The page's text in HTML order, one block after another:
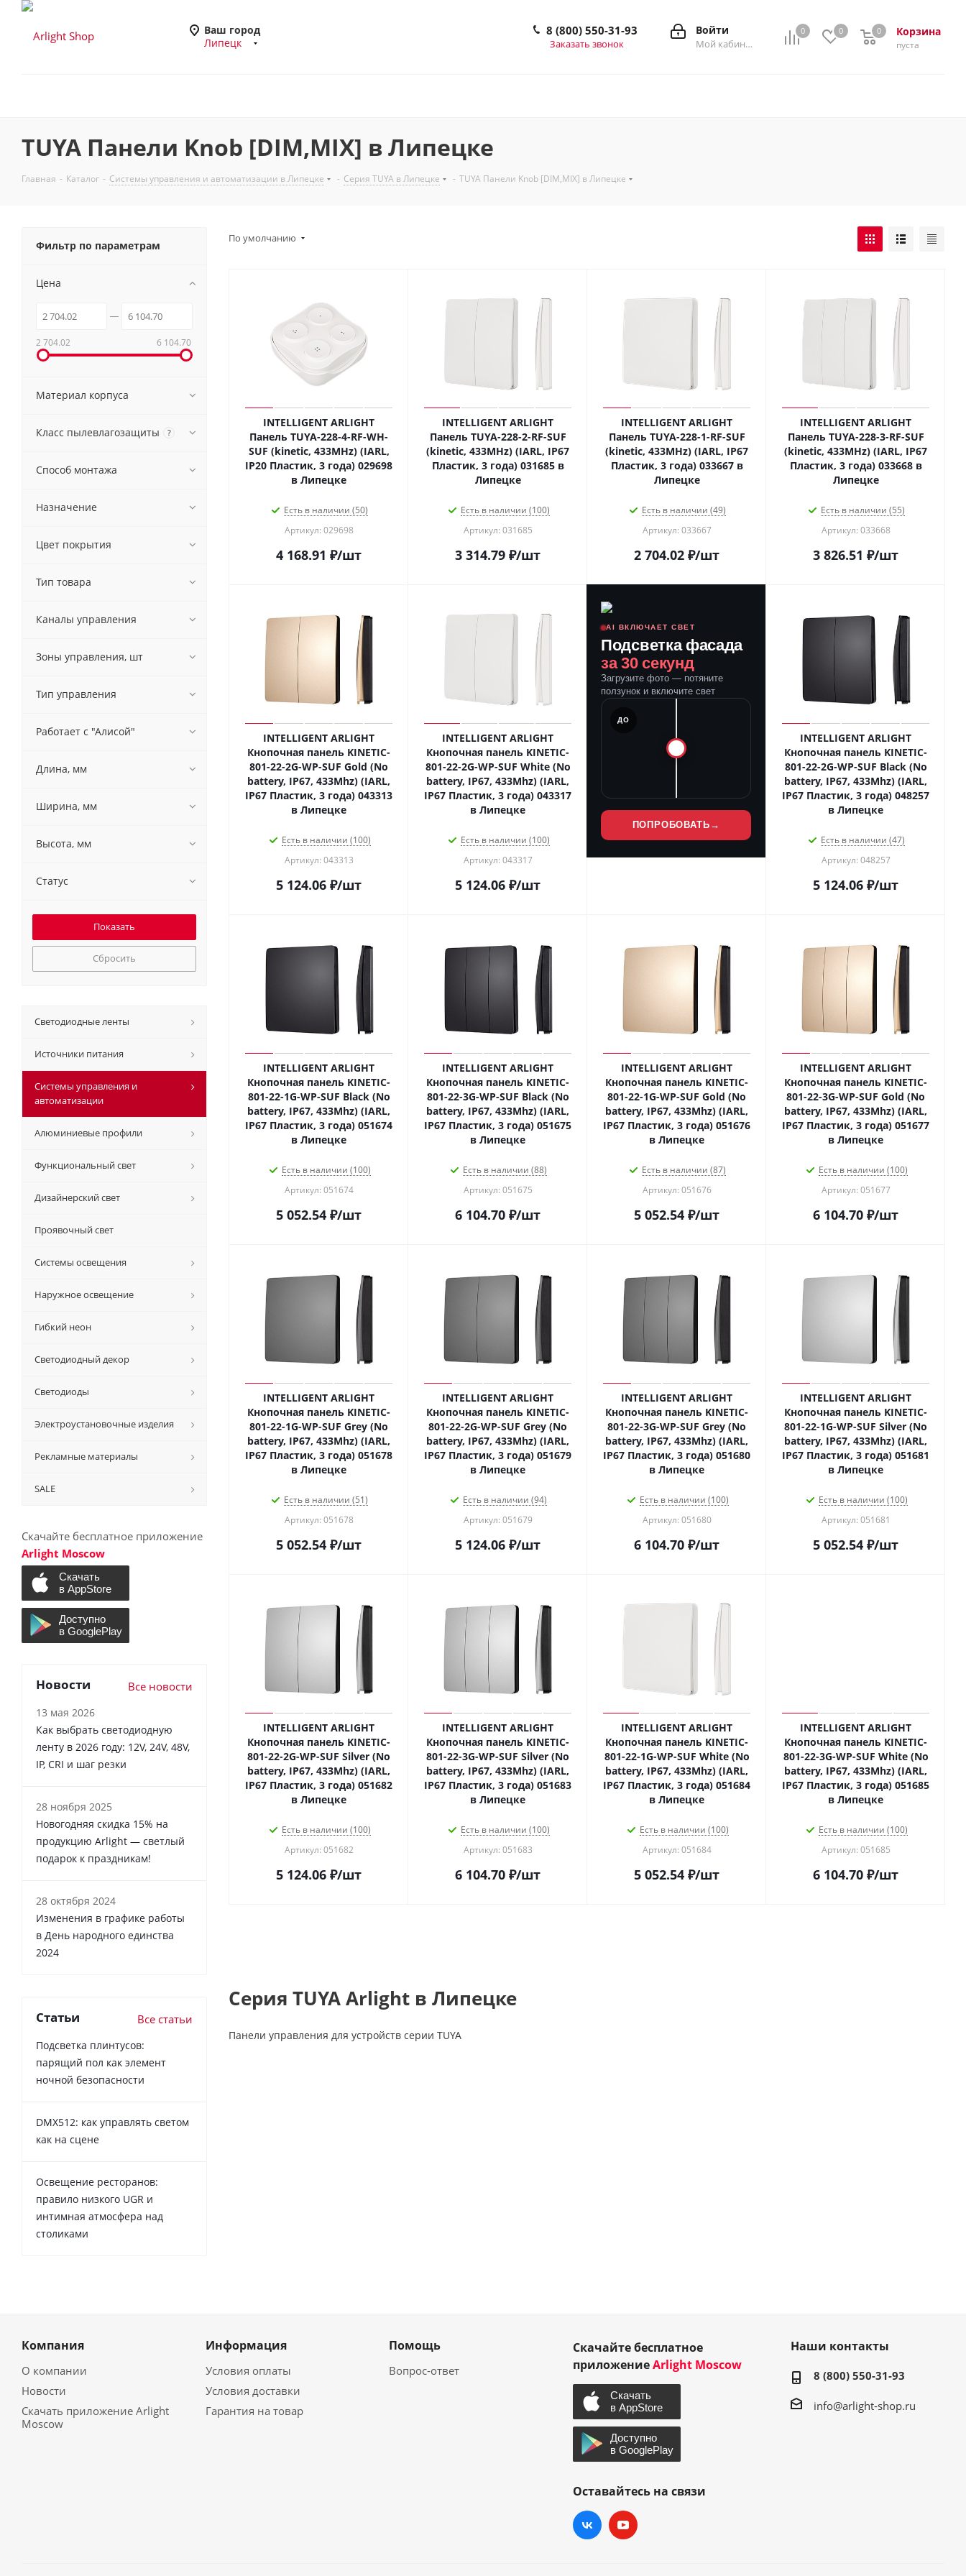
Ваш город
Липецк
0 0 Корзина
0
пуста
0
Войти
Мой кабинет
8 (800) 550-31-93
Заказать звонок
TUYA Панели Knob [DIM,MIX] в Липецке
Главная - Каталог - Системы управления и автоматизации в Липецке - Серия TUYA в Липецке - TUYA Панели Knob [DIM,MIX] в Липецке
По умолчанию
INTELLIGENT ARLIGHT
Панель TUYA-228-4-RF-WH-
SUF (kinetic, 433MHz) (IARL,
IP20 Пластик, 3 года) 029698
в Липецке
Есть в наличии (50)
Артикул: 029698
4 168.91 ₽/шт
INTELLIGENT ARLIGHT
Панель TUYA-228-2-RF-SUF
(kinetic, 433MHz) (IARL, IP67
Пластик, 3 года) 031685 в
Липецке
Есть в наличии (100)
Артикул: 031685
3 314.79 ₽/шт
INTELLIGENT ARLIGHT
Панель TUYA-228-1-RF-SUF
(kinetic, 433MHz) (IARL, IP67
Пластик, 3 года) 033667 в
Липецке
Есть в наличии (49)
Артикул: 033667
2 704.02 ₽/шт
INTELLIGENT ARLIGHT
Панель TUYA-228-3-RF-SUF
(kinetic, 433MHz) (IARL, IP67
Пластик, 3 года) 033668 в
Липецке
Есть в наличии (55)
Артикул: 033668
3 826.51 ₽/шт
INTELLIGENT ARLIGHT
Кнопочная панель KINETIC-
801-22-2G-WP-SUF Gold (No
battery, IP67, 433Mhz) (IARL,
IP67 Пластик, 3 года) 043313
в Липецке
Есть в наличии (100)
Артикул: 043313
5 124.06 ₽/шт
INTELLIGENT ARLIGHT
Кнопочная панель KINETIC-
801-22-2G-WP-SUF White (No
battery, IP67, 433Mhz) (IARL,
IP67 Пластик, 3 года) 043317
в Липецке
Есть в наличии (100)
Артикул: 043317
5 124.06 ₽/шт
AI ВКЛЮЧАЕТ СВЕТ
Подсветка фасада
за 30 секунд
Загрузите фото — потяните
ползунок и включите свет
ДО
ПОПРОБОВАТЬ →
INTELLIGENT ARLIGHT
Кнопочная панель KINETIC-
801-22-2G-WP-SUF Black (No
battery, IP67, 433Mhz) (IARL,
IP67 Пластик, 3 года) 048257
в Липецке
Есть в наличии (47)
Артикул: 048257
5 124.06 ₽/шт
INTELLIGENT ARLIGHT
Кнопочная панель KINETIC-
801-22-1G-WP-SUF Black (No
battery, IP67, 433Mhz) (IARL,
IP67 Пластик, 3 года) 051674
в Липецке
Есть в наличии (100)
Артикул: 051674
5 052.54 ₽/шт
INTELLIGENT ARLIGHT
Кнопочная панель KINETIC-
801-22-3G-WP-SUF Black (No
battery, IP67, 433Mhz) (IARL,
IP67 Пластик, 3 года) 051675
в Липецке
Есть в наличии (88)
Артикул: 051675
6 104.70 ₽/шт
INTELLIGENT ARLIGHT
Кнопочная панель KINETIC-
801-22-1G-WP-SUF Gold (No
battery, IP67, 433Mhz) (IARL,
IP67 Пластик, 3 года) 051676
в Липецке
Есть в наличии (87)
Артикул: 051676
5 052.54 ₽/шт
INTELLIGENT ARLIGHT
Кнопочная панель KINETIC-
801-22-3G-WP-SUF Gold (No
battery, IP67, 433Mhz) (IARL,
IP67 Пластик, 3 года) 051677
в Липецке
Есть в наличии (100)
Артикул: 051677
6 104.70 ₽/шт
INTELLIGENT ARLIGHT
Кнопочная панель KINETIC-
801-22-1G-WP-SUF Grey (No
battery, IP67, 433Mhz) (IARL,
IP67 Пластик, 3 года) 051678
в Липецке
Есть в наличии (51)
Артикул: 051678
5 052.54 ₽/шт
INTELLIGENT ARLIGHT
Кнопочная панель KINETIC-
801-22-2G-WP-SUF Grey (No
battery, IP67, 433Mhz) (IARL,
IP67 Пластик, 3 года) 051679
в Липецке
Есть в наличии (94)
Артикул: 051679
5 124.06 ₽/шт
INTELLIGENT ARLIGHT
Кнопочная панель KINETIC-
801-22-3G-WP-SUF Grey (No
battery, IP67, 433Mhz) (IARL,
IP67 Пластик, 3 года) 051680
в Липецке
Есть в наличии (100)
Артикул: 051680
6 104.70 ₽/шт
INTELLIGENT ARLIGHT
Кнопочная панель KINETIC-
801-22-1G-WP-SUF Silver (No
battery, IP67, 433Mhz) (IARL,
IP67 Пластик, 3 года) 051681
в Липецке
Есть в наличии (100)
Артикул: 051681
5 052.54 ₽/шт
INTELLIGENT ARLIGHT
Кнопочная панель KINETIC-
801-22-2G-WP-SUF Silver (No
battery, IP67, 433Mhz) (IARL,
IP67 Пластик, 3 года) 051682
в Липецке
Есть в наличии (100)
Артикул: 051682
5 124.06 ₽/шт
INTELLIGENT ARLIGHT
Кнопочная панель KINETIC-
801-22-3G-WP-SUF Silver (No
battery, IP67, 433Mhz) (IARL,
IP67 Пластик, 3 года) 051683
в Липецке
Есть в наличии (100)
Артикул: 051683
6 104.70 ₽/шт
INTELLIGENT ARLIGHT
Кнопочная панель KINETIC-
801-22-1G-WP-SUF White (No
battery, IP67, 433Mhz) (IARL,
IP67 Пластик, 3 года) 051684
в Липецке
Есть в наличии (100)
Артикул: 051684
5 052.54 ₽/шт
INTELLIGENT ARLIGHT
Кнопочная панель KINETIC-
801-22-3G-WP-SUF White (No
battery, IP67, 433Mhz) (IARL,
IP67 Пластик, 3 года) 051685
в Липецке
Есть в наличии (100)
Артикул: 051685
6 104.70 ₽/шт
Серия TUYA Arlight в Липецке
Панели управления для устройств серии TUYA
Фильтр по параметрам
Цена
2 704.02 6 104.70
Материал корпуса
Класс пылевлагозащиты ?
Способ монтажа
Назначение
Цвет покрытия
Тип товара
Каналы управления
Зоны управления, шт
Тип управления
Работает с "Алисой"
Длина, мм
Ширина, мм
Высота, мм
Статус
Сбросить
Светодиодные ленты
Источники питания
Системы управления и
автоматизации
Алюминиевые профили
Функциональный свет
Дизайнерский свет
Проявочный свет
Системы освещения
Наружное освещение
Гибкий неон
Светодиодный декор
Светодиоды
Электроустановочные изделия
Рекламные материалы
SALE
Скачайте бесплатное приложение
Arlight Moscow
Новости Все новости
13 мая 2026
Как выбрать светодиодную
ленту в 2026 году: 12V, 24V, 48V,
IP, CRI и шаг резки
28 ноября 2025
Новогодняя скидка 15% на
продукцию Arlight — светлый
подарок к праздникам!
28 октября 2024
Изменения в графике работы
в День народного единства
2024
Статьи Все статьи
Подсветка плинтусов:
парящий пол как элемент
ночной безопасности
DMX512: как управлять светом
как на сцене
Освещение ресторанов:
правило низкого UGR и
интимная атмосфера над
столиками
Компания
О компании
Новости
Скачать приложение Arlight
Moscow
Информация
Условия оплаты
Условия доставки
Гарантия на товар
Помощь
Вопрос-ответ
Скачайте бесплатное
приложениеArlight Moscow
Оставайтесь на связи
Наши контакты
8 (800) 550-31-93
info@arlight-shop.ru